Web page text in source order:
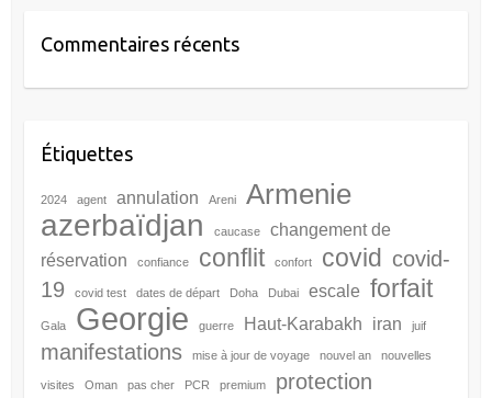
Commentaires récents
Étiquettes
2024 agent annulation Areni Armenie
azerbaïdjan caucase
changement de
réservation
confiance conflit confort covid covid-
19
covid test dates de départ Doha Dubai escale forfait
Gala Georgie guerre Haut-Karabakh iran juif
manifestations mise à jour de voyage nouvel an nouvelles
visites Oman pas cher PCR premium protection